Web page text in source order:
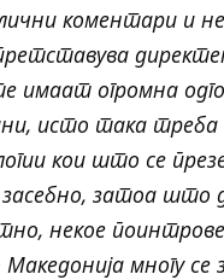
коментари и
имаат огромна
исто така
кои што се
засебно, затоа
некое
многу се